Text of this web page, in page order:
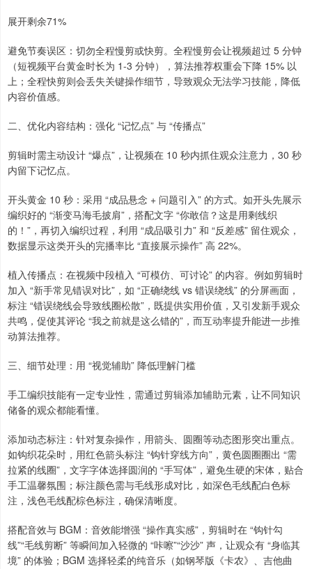
展开剩余71%
避免节奏误区：切勿全程慢剪或快剪。全程慢剪会让视频超过 5 分钟
（短视频平台黄金时长为 1-3 分钟），算法推荐权重会下降 15% 以
上；全程快剪则会丢失关键操作细节，导致观众无法学习技能，降低
内容价值感。
二、优化内容结构：强化 “记忆点” 与 “传播点”
剪辑时需主动设计 “爆点”，让视频在 10 秒内抓住观众注意力，30 秒
内留下记忆点。
开头黄金 10 秒：采用 “成品悬念 + 问题引入” 的方式。如开头先展示
编织好的 “渐变马海毛披肩”，搭配文字 “你敢信？这是用剩线织
的！”，再切入编织过程，利用 “成品吸引力” 和 “反差感” 留住观众，
数据显示这类开头的完播率比 “直接展示操作” 高 22%。
植入传播点：在视频中段植入 “可模仿、可讨论” 的内容。例如剪辑时
加入 “新手常见错误对比”，如 “正确绕线 vs 错误绕线” 的分屏画面，
标注 “错误绕线会导致线圈松散”，既提供实用价值，又引发新手观众
共鸣，促使其评论 “我之前就是这么错的”，而互动率提升能进一步推
动算法推荐。
三、细节处理：用 “视觉辅助” 降低理解门槛
手工编织技能有一定专业性，需通过剪辑添加辅助元素，让不同知识
储备的观众都能看懂。
添加动态标注：针对复杂操作，用箭头、圆圈等动态图形突出重点。
如钩织花朵时，用红色箭头标注 “钩针穿线方向”，黄色圆圈圈出 “需
拉紧的线圈”，文字字体选择圆润的 “手写体”，避免生硬的宋体，贴合
手工温馨氛围；标注颜色需与毛线形成对比，如深色毛线配白色标
注，浅色毛线配棕色标注，确保清晰度。
搭配音效与 BGM：音效能增强 “操作真实感”，剪辑时在 “钩针勾
线”“毛线剪断” 等瞬间加入轻微的 “咔嚓”“沙沙” 声，让观众有 “身临其
境” 的体验；BGM 选择轻柔的纯音乐（如钢琴版《卡农》、吉他曲